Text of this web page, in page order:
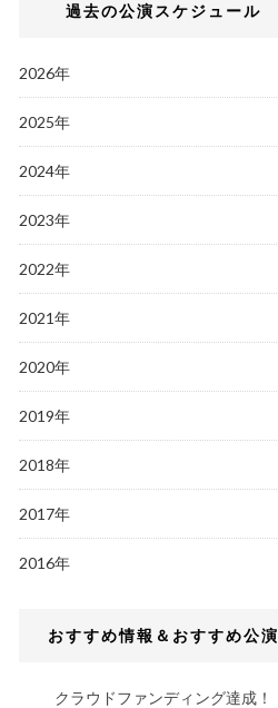
過去の公演スケジュール
2026年
2025年
2024年
2023年
2022年
2021年
2020年
2019年
2018年
2017年
2016年
おすすめ情報＆おすすめ公演
クラウドファンディング達成！